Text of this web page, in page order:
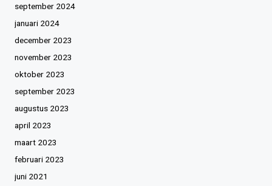
september 2024
januari 2024
december 2023
november 2023
oktober 2023
september 2023
augustus 2023
april 2023
maart 2023
februari 2023
juni 2021